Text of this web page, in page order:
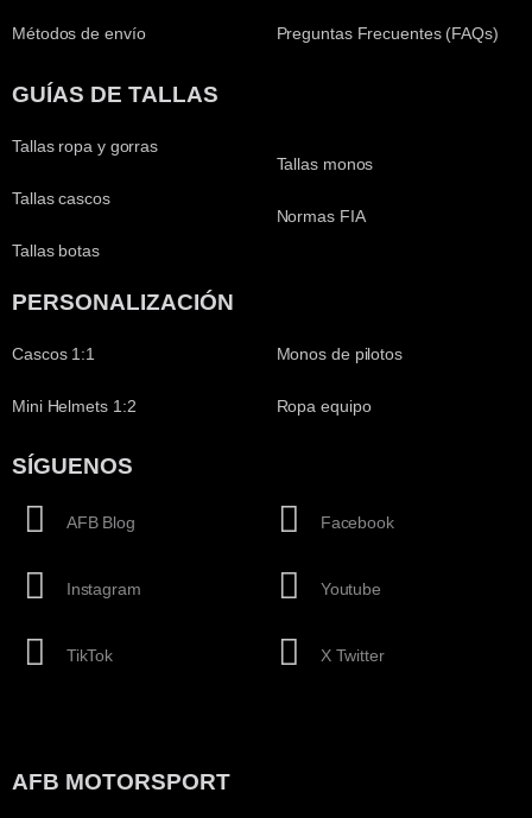
Métodos de envío Preguntas Frecuentes (FAQs)
GUÍAS DE TALLAS
Tallas ropa y gorras
Tallas cascos
Tallas botas
Tallas monos
Normas FIA
PERSONALIZACIÓN
Cascos 1:1
Mini Helmets 1:2
Monos de pilotos
Ropa equipo
SÍGUENOS
AFB Blog
Instagram
TikTok
Facebook
Youtube
X Twitter
AFB MOTORSPORT